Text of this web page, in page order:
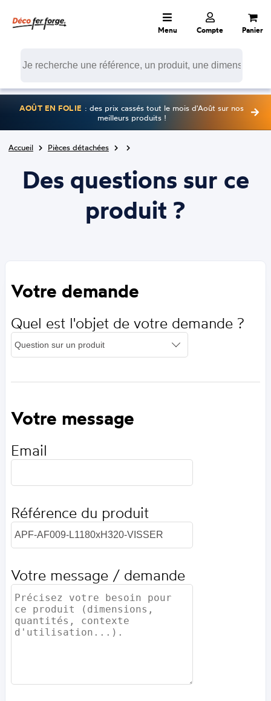
Menu Compte Panier
AOÛT EN FOLIE : des prix cassés tout le mois d'Août sur nos
meilleurs produits !
Accueil Pièces détachées
Des questions sur ce
produit ?
Votre demande
Quel est l'objet de votre demande ?
Votre message
Email
Référence du produit
Votre message / demande